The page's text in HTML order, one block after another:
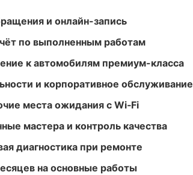
и онлайн-запись
по выполненным работам
к автомобилям премиум-класса
и корпоративное обслуживание
места ожидания с Wi‑Fi
мастера и контроль качества
диагностика при ремонте
на основные работы